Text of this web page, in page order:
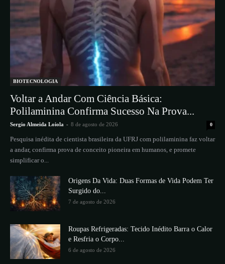
BIOTECNOLOGIA
Voltar a Andar Com Ciência Básica:
Polilaminina Confirma Sucesso Na Prova...
Sergio Almeida Loiola - 8 de agosto de 2026 0
Pesquisa inédita de cientista brasileira da UFRJ com polilaminina faz voltar
a andar, confirma prova de conceito pioneira em humanos, e promete
simplificar o...
Origens Da Vida: Duas Formas de Vida Podem Ter
Surgido do...
7 de agosto de 2026
Roupas Refrigeradas: Tecido Inédito Barra o Calor
e Resfria o Corpo...
6 de agosto de 2026